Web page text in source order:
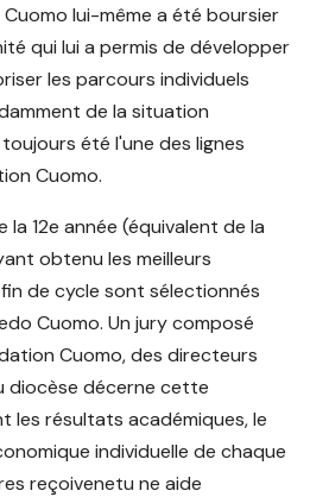
lui-même a été boursier
qui lui a permis de développer
les parcours individuels
de la situation
été l'une des lignes
Cuomo.
la 12e année (équivalent de la
obtenu les meilleurs
de cycle sont sélectionnés
Cuomo. Un jury composé
Cuomo, des directeurs
diocèse décerne cette
les résultats académiques, le
individuelle de chaque
reçoivenetu ne aide